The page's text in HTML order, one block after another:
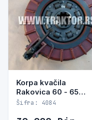
Korpa kvačila
Rakovica 60 - 65
814228
Šifra: 4084